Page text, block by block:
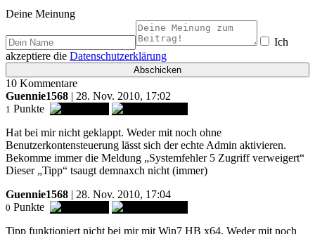
Deine Meinung
Ich
akzeptiere die Datenschutzerklärung
10 Kommentare
Guennie1568 | 28. Nov. 2010, 17:02
1 Punkte
Hat bei mir nicht geklappt. Weder mit noch ohne
Benutzerkontensteuerung lässt sich der echte Admin aktivieren.
Bekomme immer die Meldung „Systemfehler 5 Zugriff verweigert“
Dieser „Tipp“ tsaugt demnaxch nicht (immer)
Guennie1568 | 28. Nov. 2010, 17:04
0 Punkte
Tipp funktioniert nicht bei mir mit Win7 HB x64. Weder mit noch